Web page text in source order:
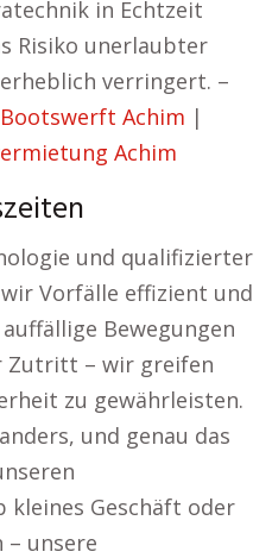
in Echtzeit
Risiko unerlaubter
verringert. –
Bootswerft Achim |
Achim
und qualifizierter
Vorfälle effizient und
Bewegungen
Zutritt – wir greifen
zu gewährleisten.
und genau das
kleines Geschäft oder
unsere